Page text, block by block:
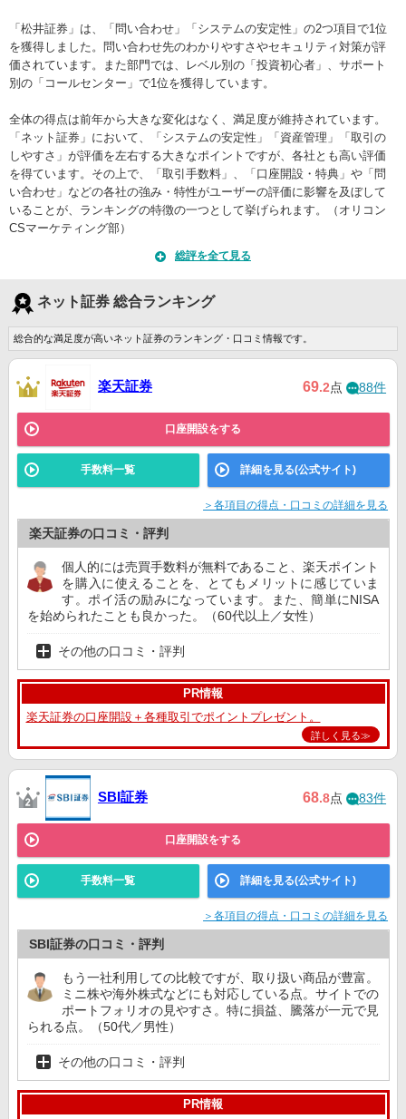
「松井証券」は、「問い合わせ」「システムの安定性」の2つ項目で1位
を獲得しました。問い合わせ先のわかりやすさやセキュリティ対策が評
価されています。また部門では、レベル別の「投資初心者」、サポート
別の「コールセンター」で1位を獲得しています。
全体の得点は前年から大きな変化はなく、満足度が維持されています。
「ネット証券」において、「システムの安定性」「資産管理」「取引の
しやすさ」が評価を左右する大きなポイントですが、各社とも高い評価
を得ています。その上で、「取引手数料」、「口座開設・特典」や「問
い合わせ」などの各社の強み・特性がユーザーの評価に影響を及ぼして
いることが、ランキングの特徴の一つとして挙げられます。（オリコン
CSマーケティング部）
総評を全て見る
ネット証券 総合ランキング
総合的な満足度が高いネット証券のランキング・口コミ情報です。
楽天証券 69.2点 88件
口座開設をする
手数料一覧 詳細を見る(公式サイト)
＞各項目の得点・口コミの詳細を見る
楽天証券の口コミ・評判
個人的には売買手数料が無料であること、楽天ポイント
を購入に使えることを、とてもメリットに感じていま
す。ポイ活の励みになっています。また、簡単にNISA
を始められたことも良かった。（60代以上／女性）
その他の口コミ・評判
PR情報
楽天証券の口座開設＋各種取引でポイントプレゼント。
詳しく見る≫
SBI証券 68.8点 83件
口座開設をする
手数料一覧 詳細を見る(公式サイト)
＞各項目の得点・口コミの詳細を見る
SBI証券の口コミ・評判
もう一社利用しての比較ですが、取り扱い商品が豊富。
ミニ株や海外株式などにも対応している点。サイトでの
ポートフォリオの見やすさ。特に損益、騰落が一元で見
られる点。（50代／男性）
その他の口コミ・評判
PR情報